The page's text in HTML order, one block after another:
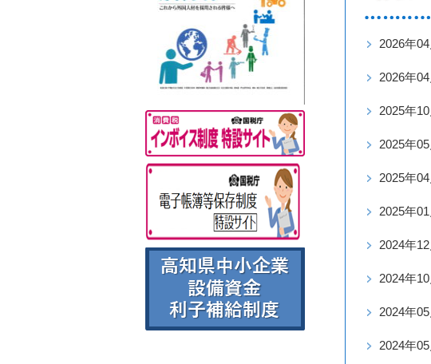
2026年
2026年
2025年
2025年
2025年
2025年
2024年
2024年
2024年
2024年